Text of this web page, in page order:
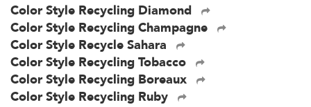
Color Style Recycling Diamond
Color Style Recycling Champagne
Color Style Recycle Sahara
Color Style Recycling Tobacco
Color Style Recycling Boreaux
Color Style Recycling Ruby